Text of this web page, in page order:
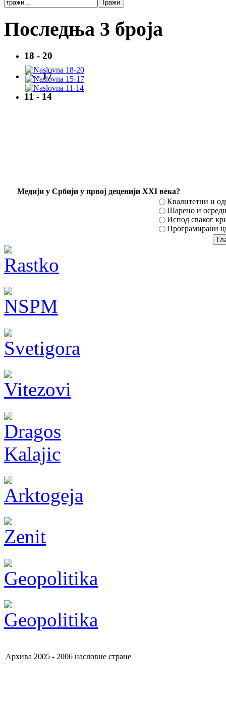
Последња 3 броја
18 - 20
15 - 17
11 - 14
Mедији у Србији у првој деценији XXI века?
Квалитетни и
Шарено и
Испод сваког
Програмирани
Архива 2005 - 2006 насловне стране